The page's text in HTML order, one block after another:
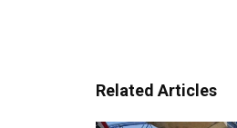
Related Articles